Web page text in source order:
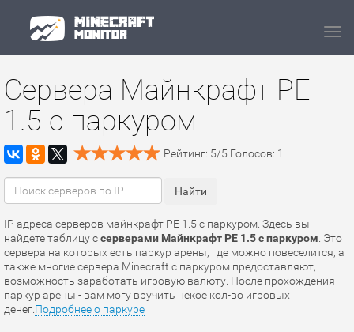
Сервера Майнкрафт PE
1.5 с паркуром
Рейтинг: 5/5 Голосов: 1
IP адреса серверов майнкрафт PE 1.5 с паркуром. Здесь вы
найдете таблицу ссерверами Майнкрафт PE 1.5 с паркуром . Это
сервера на которых есть паркур арены, где можно повеселится, а
также многие сервера Minecraft с паркуром предоставляют,
возможность заработать игровую валюту. После прохождения
паркур арены - вам могу вручить некое кол-во игровых
денег. Подробнее о паркуре